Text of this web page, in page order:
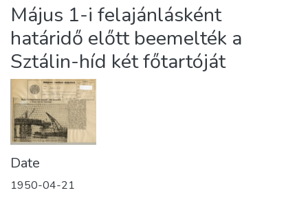
About us
Május 1-i felajánlásként
határidő előtt beemelték a
Sztálin-híd két főtartóját
Date
1950-04-21